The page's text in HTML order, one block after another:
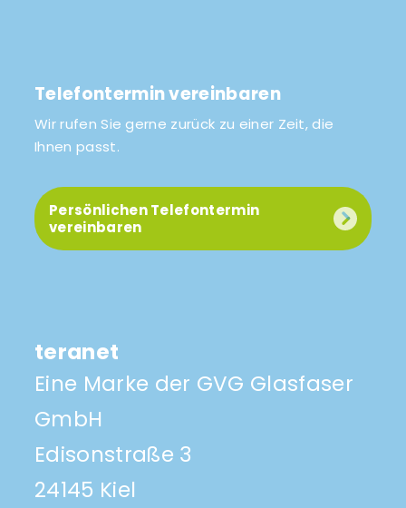
Telefontermin vereinbaren
Wir rufen Sie gerne zurück zu einer Zeit, die
Ihnen passt.
Persönlichen Telefontermin
vereinbaren
teranet
Eine Marke der GVG Glasfaser
GmbH
Edisonstraße 3
24145 Kiel